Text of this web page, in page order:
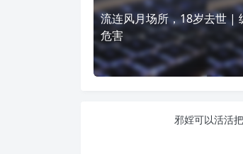
流连风月场所，18岁去世 |
危害
邪婬可以活活